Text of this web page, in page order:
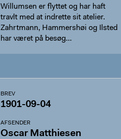
Willumsen er flyttet og har haft
travlt med at indrette sit atelier.
Zahrtmann, Hammershøi og Ilsted
har været på besøg…
BREV
1901-09-04
AFSENDER
Oscar Matthiesen